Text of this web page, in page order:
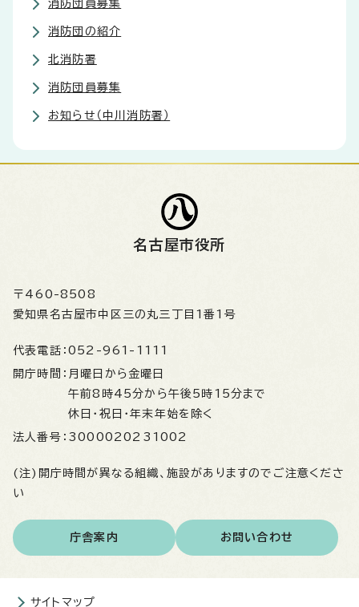
消防団員募集
消防団の紹介
北消防署
消防団員募集
お知らせ（中川消防署）
名古屋市役所
〒460-8508
愛知県名古屋市中区三の丸三丁目1番1号
代表電話： 052-961-1111
開庁時間： 月曜日から金曜日
午前8時45分から午後5時15分まで
休日・祝日・年末年始を除く
法人番号： 3000020231002
(注)開庁時間が異なる組織、施設がありますのでご注意くださ
い
庁舎案内 お問い合わせ
サイトマップ